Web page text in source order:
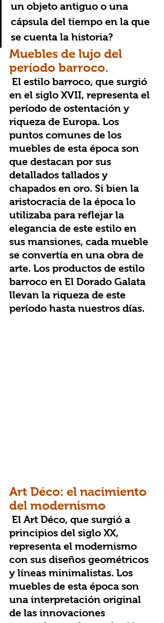
un objeto antiguo o una
cápsula del tiempo en la que
se cuenta la historia?
Muebles de lujo del
período barroco.
en el siglo XVII, representa el
período de ostentación y
riqueza de Europa. Los
puntos comunes de los
muebles de esta época son
que destacan por sus
detallados tallados y
chapados en oro. Si bien la
aristocracia de la época lo
utilizaba para reflejar la
elegancia de este estilo en
sus mansiones, cada mueble
se convertía en una obra de
arte. Los productos de estilo
barroco en El Dorado Galata
llevan la riqueza de este
período hasta nuestros días.
Art Déco: el nacimiento
del modernismo
principios del siglo XX,
representa el modernismo
con sus diseños geométricos
y líneas minimalistas. Los
muebles de esta época son
una interpretación original
de las innovaciones